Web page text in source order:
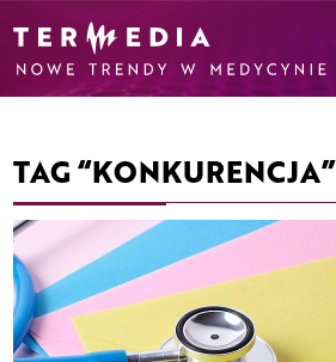
TAG “KONKURENCJA”